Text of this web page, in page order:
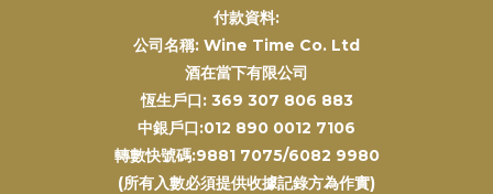
付款資料:
公司名稱: Wine Time Co. Ltd
酒在當下有限公司
恆生戶口: 369 307 806 883
中銀戶口:012 890 0012 7106
轉數快號碼:9881 7075/6082 9980
(所有入數必須提供收據記錄方為作實)